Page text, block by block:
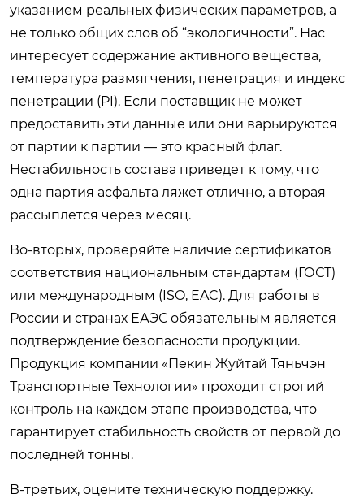
указанием реальных физических параметров, а
не только общих слов об “экологичности”. Нас
интересует содержание активного вещества,
температура размягчения, пенетрация и индекс
пенетрации (PI). Если поставщик не может
предоставить эти данные или они варьируются
от партии к партии — это красный флаг.
Нестабильность состава приведет к тому, что
одна партия асфальта ляжет отлично, а вторая
рассыплется через месяц.
Во-вторых, проверяйте наличие сертификатов
соответствия национальным стандартам (ГОСТ)
или международным (ISO, EAC). Для работы в
России и странах ЕАЭС обязательным является
подтверждение безопасности продукции.
Продукция компании «Пекин Жуйтай Тяньчэн
Транспортные Технологии» проходит строгий
контроль на каждом этапе производства, что
гарантирует стабильность свойств от первой до
последней тонны.
В-третьих, оцените техническую поддержку.